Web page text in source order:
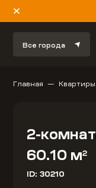
Все города
Главная
2-
60.10 м2
ID: 30210